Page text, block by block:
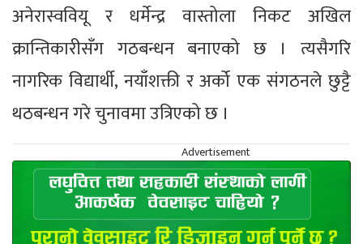
अनेरास्ववियू र धर्मेन्द्र वास्तोला निकट अखिल
क्रान्तिकारीसँग गठबन्धन बनाएको छ । त्यसैगरि
नागरिक विद्यार्थी, नयाँशक्ती र अर्को एक संगठनले छुट्टै
थठबन्धन गरे चुनावमा उत्रिएको छ ।